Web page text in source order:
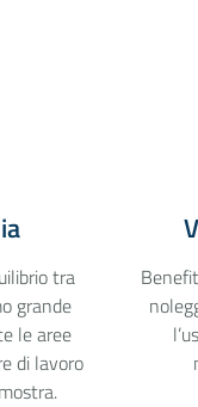
tra
grande
le aree
di lavoro